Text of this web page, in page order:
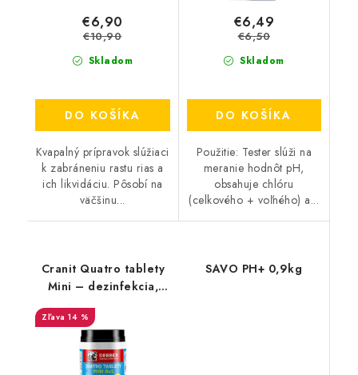
Skladom
€6,90
€10,90
DO KOŠÍKA
Kvapalný prípravok slúžiaci
k zabráneniu rastu rias a
ich likvidáciu. Pôsobí na
väčšinu...
Skladom
€6,49
€6,50
DO KOŠÍKA
Použitie: Tester slúži na
meranie hodnôt pH,
obsahuje chlóru
(celkového + voľného) a...
Cranit Quatro tablety
Mini – dezinfekcia,
vločkovanie,
stabilizácia 500g
14 %
SAVO PH+ 0,9kg